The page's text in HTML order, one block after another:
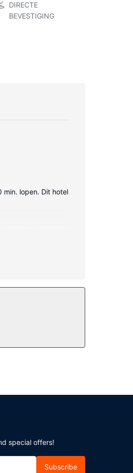
DIRECTE
BEVESTIGING
min. lopen. Dit hotel
bar/lounge.
special offers!
Subscribe